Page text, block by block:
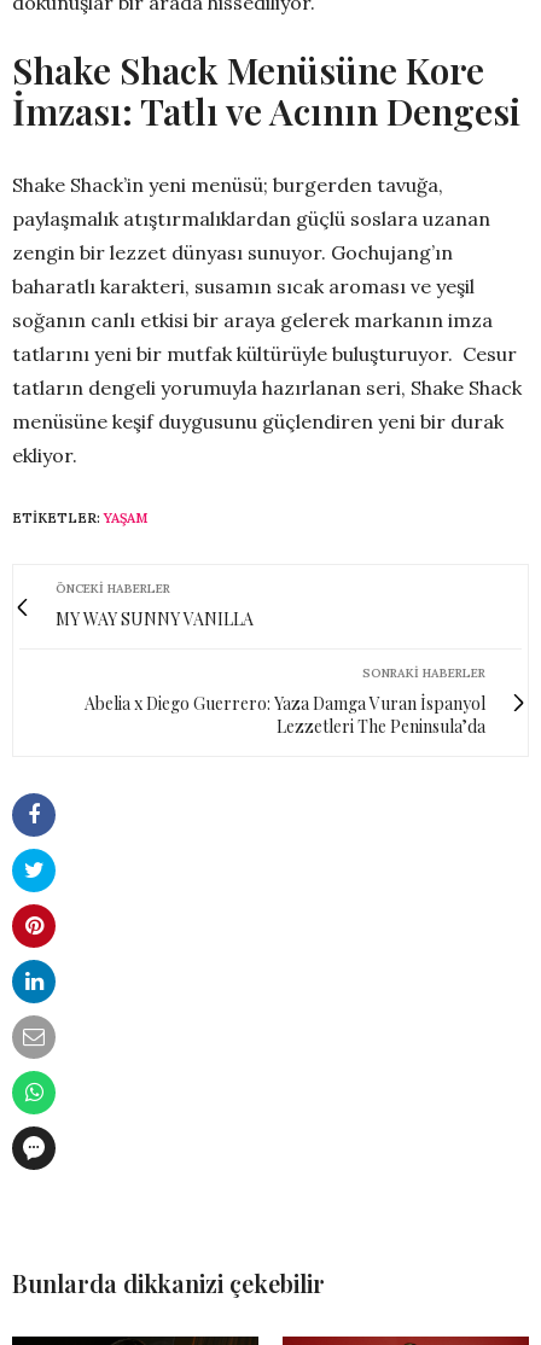
Shake Shack Menüsüne Kore
İmzası: Tatlı ve Acının Dengesi
Shake Shack’in yeni menüsü; burgerden tavuğa,
paylaşmalık atıştırmalıklardan güçlü soslara uzanan
zengin bir lezzet dünyası sunuyor. Gochujang’ın
baharatlı karakteri, susamın sıcak aroması ve yeşil
soğanın canlı etkisi bir araya gelerek markanın imza
tatlarını yeni bir mutfak kültürüyle buluşturuyor. Cesur
tatların dengeli yorumuyla hazırlanan seri, Shake Shack
menüsüne keşif duygusunu güçlendiren yeni bir durak
ekliyor.
ETIKETLER:YAŞAM
ÖNCEKI HABERLER
MY WAY SUNNY VANILLA
SONRAKI HABERLER
Abelia x Diego Guerrero: Yaza Damga Vuran İspanyol
Lezzetleri The Peninsula’da
Bunlarda dikkanizi çekebilir